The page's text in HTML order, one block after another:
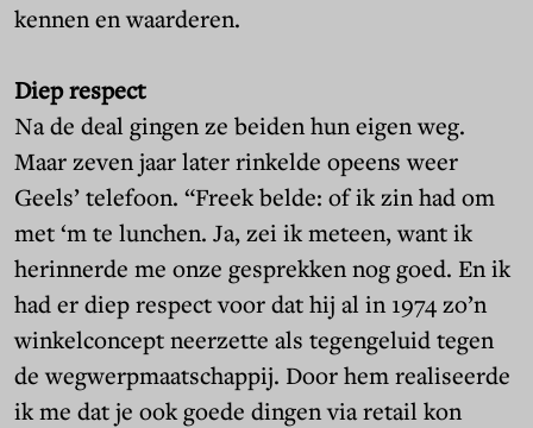
kennen en waarderen.
Diep respect
Na de deal gingen ze beiden hun eigen weg.
Maar zeven jaar later rinkelde opeens weer
Geels’ telefoon. “Freek belde: of ik zin had om
met ‘m te lunchen. Ja, zei ik meteen, want ik
herinnerde me onze gesprekken nog goed. En ik
had er diep respect voor dat hij al in 1974 zo’n
winkelconcept neerzette als tegengeluid tegen
de wegwerpmaatschappij. Door hem realiseerde
ik me dat je ook goede dingen via retail kon